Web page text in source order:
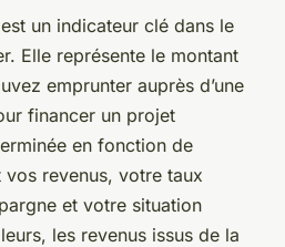
un indicateur clé dans le
Elle représente le montant
emprunter auprès d’une
financer un projet
en fonction de
revenus, votre taux
et votre situation
les revenus issus de la